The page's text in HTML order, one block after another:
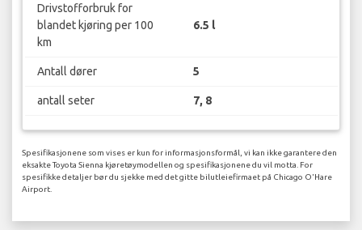
Drivstofforbruk for
blandet kjøring per 100
km
6.5 l
Antall dører 5
antall seter 7, 8
Spesifikasjonene som vises er kun for informasjonsformål, vi kan ikke garantere den
eksakte Toyota Sienna kjøretøymodellen og spesifikasjonene du vil motta. For
spesifikke detaljer bør du sjekke med det gitte bilutleiefirmaet på Chicago O'Hare
Airport.